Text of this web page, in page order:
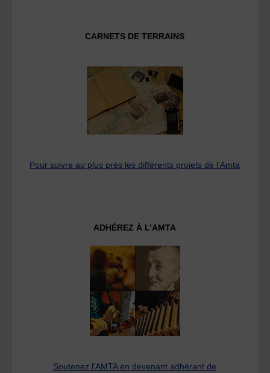
CARNETS DE TERRAINS
Pour suivre au plus près les différents projets de l’Amta
ADHÉREZ À L’AMTA
Soutenez l'AMTA en devenant adhérant de